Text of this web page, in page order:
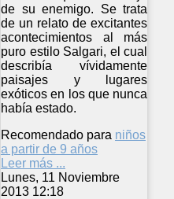
de su enemigo. Se trata
de un relato de excitantes
acontecimientos al más
puro estilo Salgari, el cual
describía vívidamente
paisajes y lugares
exóticos en los que nunca
había estado.
Recomendado para niños
a partir de 9 años
Leer más ...
Lunes, 11 Noviembre
2013 12:18